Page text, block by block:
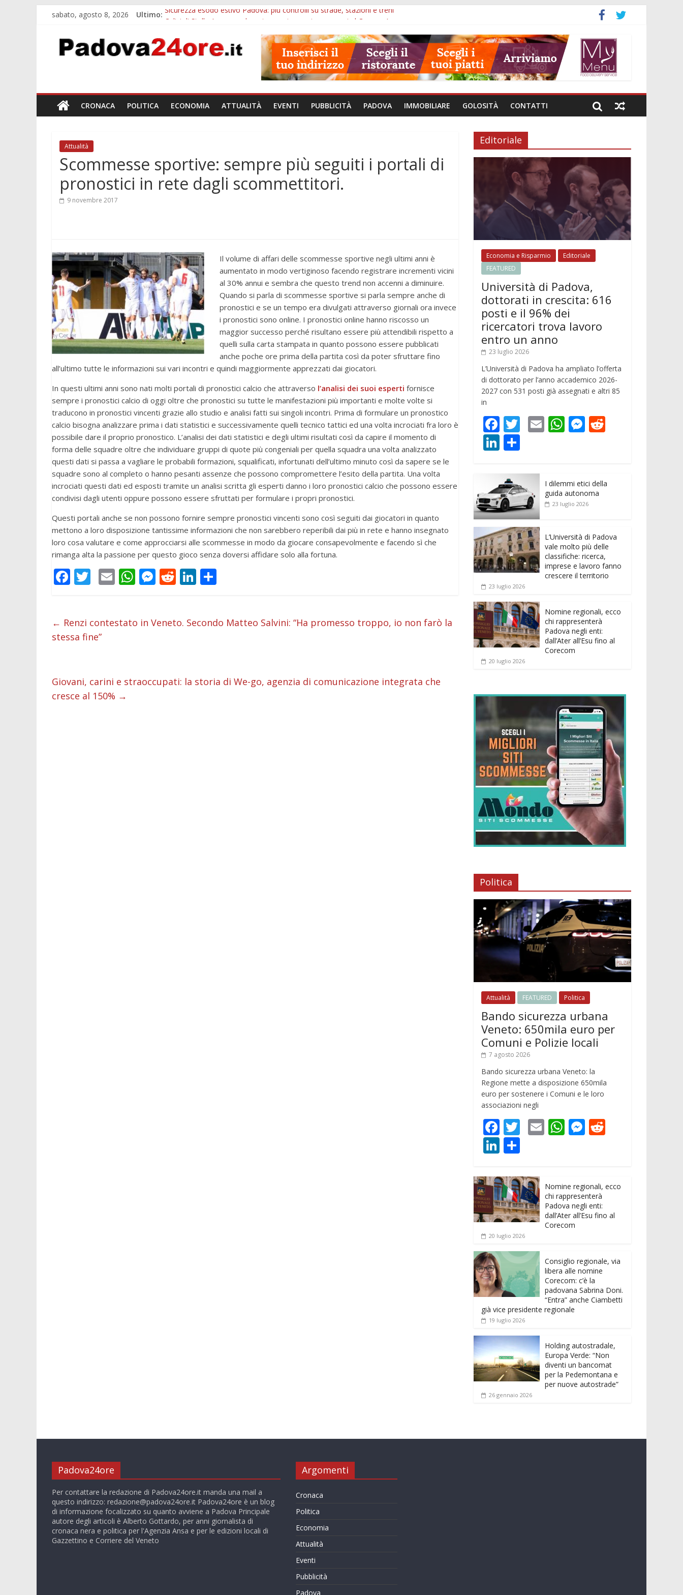
sabato, agosto 8, 2026 Ultimo: Sicurezza esodo estivo Padova: più controlli su strade, stazioni e treni
Notizie di Padova alle ore 10: censimento a Monselice, arresto antidroga e siccità
Notizie di Padova alle ore 23: maltrattamenti, arresto a Limena e progetto Cool Shop
Bando sicurezza urbana Veneto: 650mila euro per Comuni e Polizie locali
CRONACA POLITICA ECONOMIA ATTUALITÀ EVENTI PUBBLICITÀ PADOVA IMMOBILIARE GOLOSITÀ CONTATTI
Attualità
Scommesse sportive: sempre più seguiti i portali di
pronostici in rete dagli scommettitori.
9 novembre 2017
Il volume di affari delle scommesse sportive negli ultimi anni è
aumentato in modo vertiginoso facendo registrare incrementi vicini
al 30% annui e sembra che questo trend non accenni a diminuire.
Quando si parla di scommesse sportive si parla sempre anche di
pronostici e se un tempo era divulgati attraverso giornali ora invece
i pronostici sono online. I pronostici online hanno riscosso un
maggior successo perché risultano essere più attendibili rispetto a
quelli sulla carta stampata in quanto possono essere pubblicati
anche poche ore prima della partita così da poter sfruttare fino
all’ultimo tutte le informazioni sui vari incontri e quindi maggiormente apprezzati dai giocatori.
In questi ultimi anni sono nati molti portali di pronostici calcio che attraverso l’analisi dei suoi esperti fornisce
sempre i pronostici calcio di oggi oltre che pronostici su tutte le manifestazioni più importanti e molte volte si
traducono in pronostici vincenti grazie allo studio e analisi fatti sui singoli incontri. Prima di formulare un pronostico
calcio bisogna analizzare prima i dati statistici e successivamente quelli tecnico tattici ed una volta incrociati fra loro è
possibile dare il proprio pronostico. L’analisi dei dati statistici e degli ultimi risultati così da capire il momento di
forma delle squadre oltre che individuare gruppi di quote più congeniali per quella squadra una volta analizzato
questi dati si passa a vagliare le probabili formazioni, squalificati, infortunati dell’ultimo minuto così da sapere se le
squadre sono al completo o hanno pesanti assenze che possono compromettere l’esito della partita. Una volta
incrociati questi dati ed esposti tramite un analisi scritta gli esperti danno i loro pronostici calcio che possono essere
condivisi dagli utenti oppure possono essere sfruttati per formulare i propri pronostici.
Questi portali anche se non possono fornire sempre pronostici vincenti sono così seguiti dai giocatori in quanto
mettono a loro disposizione tantissime informazioni che non sarebbero reperibili dai più in rete e hanno insegnato
loro cosa valutare e come approcciarsi alle scommesse in modo da giocare consapevolmente e facendo sì che
rimanga alta la passione per questo gioco senza doversi affidare solo alla fortuna.
F
b
o
k
T
er
E
l
W
s
p
M
e
er
R
di
Li
e di
← Renzi contestato in Veneto. Secondo Matteo Salvini: “Ha promesso troppo, io non farò la
stessa fine”
Giovani, carini e straoccupati: la storia di We-go, agenzia di comunicazione integrata che
cresce al 150% →
Editoriale
Economia e Risparmio
Editoriale
FEATURED
Università di Padova,
dottorati in crescita: 616
posti e il 96% dei
ricercatori trova lavoro
entro un anno
23 luglio 2026
L’Università di Padova ha ampliato l’offerta
di dottorato per l’anno accademico 2026-
2027 con 531 posti già assegnati e altri 85
in
F
ac
e
b
o
o
k
T
er
E W
A
p
M
n
g
t
Li
k
e
dI
n
n
di
vi
di
I dilemmi etici della
guida autonoma
23 luglio 2026
L’Università di Padova
vale molto più delle
classifiche: ricerca,
imprese e lavoro fanno
crescere il territorio
23 luglio 2026
Nomine regionali, ecco
chi rappresenterà
Padova negli enti:
dall’Ater all’Esu fino al
Corecom
20 luglio 2026
Politica
Attualità FEATURED Politica
Bando sicurezza urbana
Veneto: 650mila euro per
Comuni e Polizie locali
7 agosto 2026
Bando sicurezza urbana Veneto: la
Regione mette a disposizione 650mila
euro per sostenere i Comuni e le loro
associazioni negli
F
ac
e
b
o
o
k
T
er
E W
A
p
p
M
n
g
er
t
Li
k
e
dI
n
n
di
vi
di
Nomine regionali, ecco
chi rappresenterà
Padova negli enti:
dall’Ater all’Esu fino al
Corecom
20 luglio 2026
Consiglio regionale, via
libera alle nomine
Corecom: c’è la
padovana Sabrina Doni.
“Entra” anche Ciambetti
già vice presidente regionale
19 luglio 2026
Holding autostradale,
Europa Verde: “Non
diventi un bancomat
per la Pedemontana e
per nuove autostrade”
26 gennaio 2026
Padova24ore
Per contattare la redazione di Padova24ore.it manda una mail a
questo indirizzo: redazione@padova24ore.it Padova24ore è un blog
di informazione focalizzato su quanto avviene a Padova Principale
autore degli articoli è Alberto Gottardo, per anni giornalista di
cronaca nera e politica per l'Agenzia Ansa e per le edizioni locali di
Gazzettino e Corriere del Veneto
Argomenti
Cronaca
Politica
Economia
Attualità
Eventi
Pubblicità
Padova